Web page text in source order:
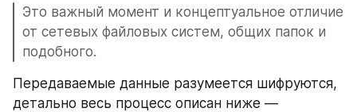
Это важный момент и концептуальное отличие
от сетевых файловых систем, общих папок и
подобного.
Передаваемые данные разумеется шифруются,
детально весь процесс описан ниже —